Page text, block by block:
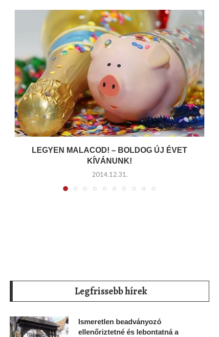
LEGYEN MALACOD! – BOLDOG ÚJ ÉVET
KÍVÁNUNK!
2014.12.31.
Legfrissebb hírek
Ismeretlen beadványozó
ellenőriztetné és lebontatná a